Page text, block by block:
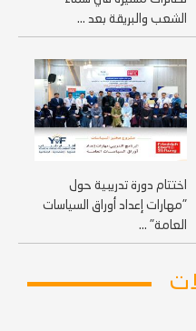
الشعب والبريقة بعد ...
اختتام دورة تدريبية حول
"مهارات إعداد أوراق السياسات
العامة" ...